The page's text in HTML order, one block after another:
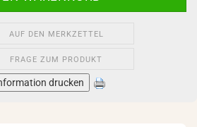
AUF DEN MERKZETTEL
FRAGE ZUM PRODUKT
drucken